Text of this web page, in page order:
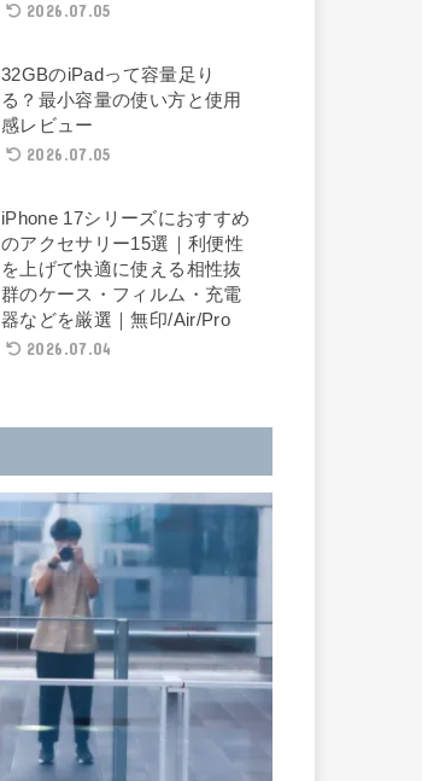
2026.07.05
32GBのiPadって容量足り
る？最小容量の使い方と使用
感レビュー
2026.07.05
iPhone 17シリーズにおすすめ
のアクセサリー15選｜利便性
を上げて快適に使える相性抜
群のケース・フィルム・充電
器などを厳選｜無印/Air/Pro
2026.07.04